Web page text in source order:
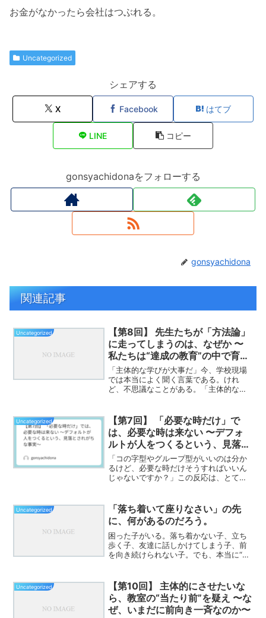
お金がなかったら会社はつぶれる。
Uncategorized
シェアする
X Facebook はてブ
LINE コピー
gonsyachidonaをフォローする
gonsyachidona
関連記事
Uncategorized
【第8回】 先生たちが「方法論」
に走ってしまうのは、なぜか 〜
私たちは“達成の教育”の中で育っ
てきたのかもしれない〜
「主体的な学びが大事だ」今、学校現場
では本当によく聞く言葉である。けれ
ど、不思議なことがある。「主体的な学
いく。 • どんな活動を入れればよいか •
どんな手法が効果的...
Uncategorized
【第7回】 「必要な時だけ」で
は、必要な時は来ない 〜デフォ
ルトが人をつくるという、見落と
されがちな事実〜
「コの字型やグループ型がいいのは分か
るけど、必要な時だけそうすればいいん
じゃないですか？」この反応は、とても
いが必要な時だけペア • 深めたい時だけ
グループ •...
Uncategorized
「落ち着いて座りなさい」の先
に、何があるのだろう。
困った子がいる。落ち着かない子、立ち
歩く子、友達に話しかけてしまう子、前
を向き続けられない子。でも、本当に“困
日何時間も、全員同じ方向を向き、私語
禁止で、「必要な時だ...
Uncategorized
【第10回】 主体的にさせたいな
ら、教室の“当たり前”を疑え 〜な
ぜ、いまだに前向き一斉なのか〜